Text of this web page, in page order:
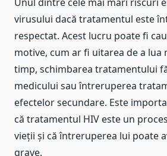
virusului dacă tratamentul este
respectat. Acest lucru poate fi
motive, cum ar fi uitarea de a lua
timp, schimbarea tratamentului
medicului sau întreruperea
efectelor secundare. Este
că tratamentul HIV este un
vieții și că întreruperea lui poate
grave.